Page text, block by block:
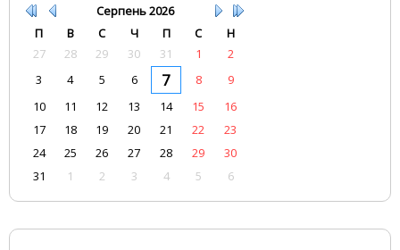
Серпень2026
П
В С Ч П С
Н
27
28 29 30 31 1
2
3
4 5 6 7 8
9
10
11 12 13 14 15
16
17
18 19 20 21 22
23
24
25 26 27 28 29
30
31
1 2 3 4 5 6